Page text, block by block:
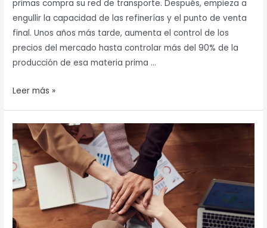
primas compra su red de transporte. Después, empieza a
engullir la capacidad de las refinerías y el punto de venta
final. Unos años más tarde, aumenta el control de los
precios del mercado hasta controlar más del 90% de la
producción de esa materia prima …
Leer más »
Participantes
vs
Bimsync